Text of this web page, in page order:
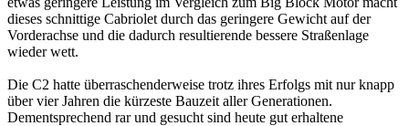
dieses schnittige Cabriolet durch das geringere Gewicht auf der
Vorderachse und die dadurch resultierende bessere Straßenlage
wieder wett.
Die C2 hatte überraschenderweise trotz ihres Erfolgs mit nur knapp
über vier Jahren die kürzeste Bauzeit aller Generationen.
Dementsprechend rar und gesucht sind heute gut erhaltene